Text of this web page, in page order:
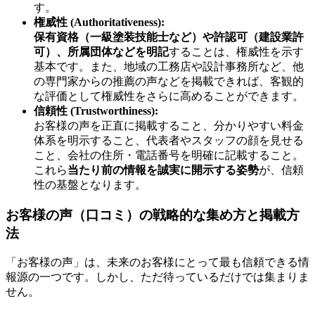
す。
権威性 (Authoritativeness):
保有資格（一級塗装技能士など）や許認可（建設業許
可）、所属団体などを明記することは、権威性を示す
基本です。また、地域の工務店や設計事務所など、他
の専門家からの推薦の声などを掲載できれば、客観的
な評価として権威性をさらに高めることができます。
信頼性 (Trustworthiness):
お客様の声を正直に掲載すること、分かりやすい料金
体系を明示すること、代表者やスタッフの顔を見せる
こと、会社の住所・電話番号を明確に記載すること。
これら当たり前の情報を誠実に開示する姿勢が、信頼
性の基盤となります。
お客様の声（口コミ）の戦略的な集め方と掲載方
法
「お客様の声」は、未来のお客様にとって最も信頼できる情
報源の一つです。しかし、ただ待っているだけでは集まりま
せん。